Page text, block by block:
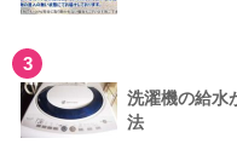
3
洗濯機の給水
法